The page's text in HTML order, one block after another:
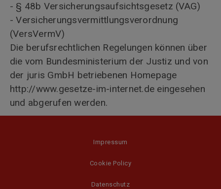
- § 48b Versicherungsaufsichtsgesetz (VAG)
- Versicherungsvermittlungsverordnung
(VersVermV)
Die berufsrechtlichen Regelungen können über
die vom Bundesministerium der Justiz und von
der juris GmbH betriebenen Homepage
http://www.gesetze-im-internet.de eingesehen
und abgerufen werden.
Impressum
Cookie Policy
Datenschutz